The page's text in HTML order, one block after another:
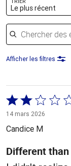
Le plus récent
Chercher des
Afficher les filtres
Coté
2 sur
5
14 mars 2026
Candice M
Different